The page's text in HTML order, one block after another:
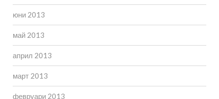
юни 2013
май 2013
април 2013
март 2013
февруари 2013